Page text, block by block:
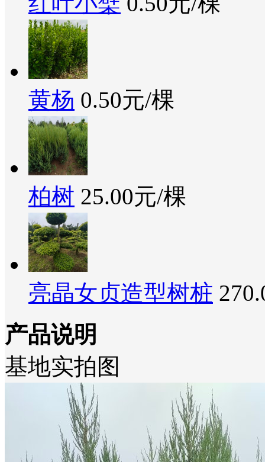
黄杨 0.50元/棵
柏树 25.00元/棵
亮晶女贞造型树桩
产品说明
基地实拍图